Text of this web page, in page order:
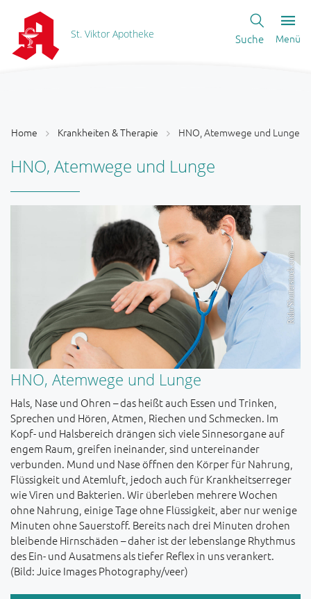
St. Viktor Apotheke Suche Menü
Home Krankheiten & Therapie HNO, Atemwege und Lunge
HNO, Atemwege und Lunge
HNO, Atemwege und Lunge
Hals, Nase und Ohren – das heißt auch Essen und Trinken,
Sprechen und Hören, Atmen, Riechen und Schmecken. Im
Kopf- und Halsbereich drängen sich viele Sinnesorgane auf
engem Raum, greifen ineinander, sind untereinander
verbunden. Mund und Nase öffnen den Körper für Nahrung,
Flüssigkeit und Atemluft, jedoch auch für Krankheitserreger
wie Viren und Bakterien. Wir überleben mehrere Wochen
ohne Nahrung, einige Tage ohne Flüssigkeit, aber nur wenige
Minuten ohne Sauerstoff. Bereits nach drei Minuten drohen
bleibende Hirnschäden – daher ist der lebenslange Rhythmus
des Ein- und Ausatmens als tiefer Reflex in uns verankert.
(Bild: Juice Images Photography/veer)